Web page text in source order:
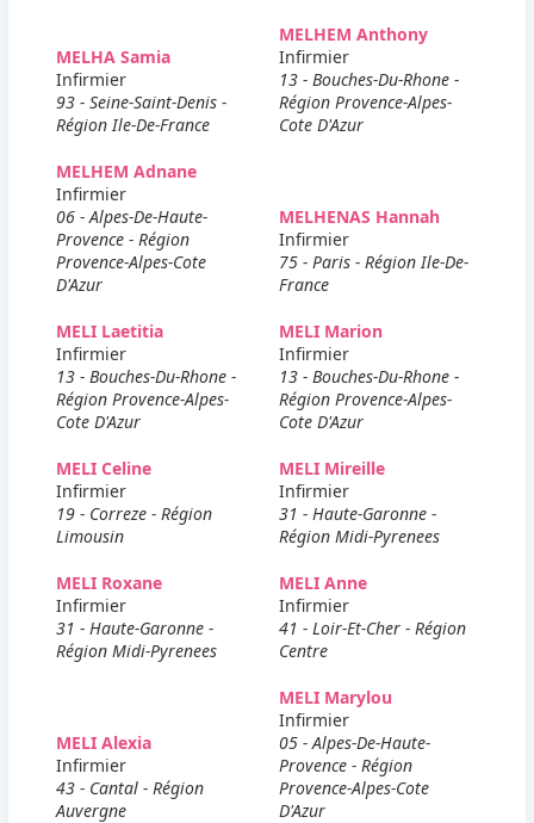
MELHA Samia
Infirmier
93 - Seine-Saint-Denis -
Région Ile-De-France
MELHEM Anthony
Infirmier
13 - Bouches-Du-Rhone -
Région Provence-Alpes-
Cote D'Azur
MELHEM Adnane
Infirmier
06 - Alpes-De-Haute-
Provence - Région
Provence-Alpes-Cote
D'Azur
MELHENAS Hannah
Infirmier
75 - Paris - Région Ile-De-
France
MELI Laetitia
Infirmier
13 - Bouches-Du-Rhone -
Région Provence-Alpes-
Cote D'Azur
MELI Marion
Infirmier
13 - Bouches-Du-Rhone -
Région Provence-Alpes-
Cote D'Azur
MELI Celine
Infirmier
19 - Correze - Région
Limousin
MELI Mireille
Infirmier
31 - Haute-Garonne -
Région Midi-Pyrenees
MELI Roxane
Infirmier
31 - Haute-Garonne -
Région Midi-Pyrenees
MELI Anne
Infirmier
41 - Loir-Et-Cher - Région
Centre
MELI Alexia
Infirmier
43 - Cantal - Région
Auvergne
MELI Marylou
Infirmier
05 - Alpes-De-Haute-
Provence - Région
Provence-Alpes-Cote
D'Azur